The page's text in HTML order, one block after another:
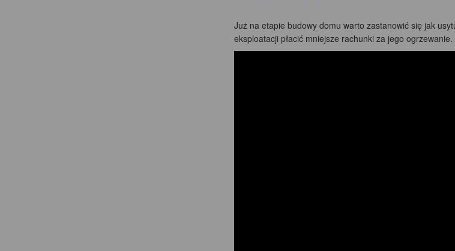
Już na etapie budowy domu warto zastanowić się jak
eksploatacji płacić mniejsze rachunki za jego ogrzewanie.